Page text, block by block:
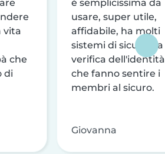
vita
che
di
è semplicissima da
usare, super utile,
affidabile, ha molti
sistemi di sicurezza
verifica dell'identità
che fanno sentire i
membri al sicuro.
Giovanna